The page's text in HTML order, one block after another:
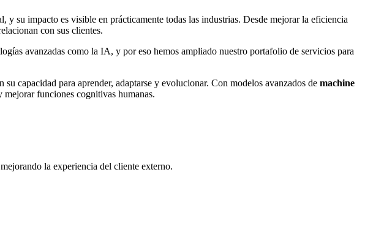
su impacto es visible en prácticamente todas las industrias. Desde mejorar la eficiencia
con sus clientes.
avanzadas como la IA, y por eso hemos ampliado nuestro portafolio de servicios para
capacidad para aprender, adaptarse y evolucionar. Con modelos avanzados de machine
funciones cognitivas humanas.
la experiencia del cliente externo.